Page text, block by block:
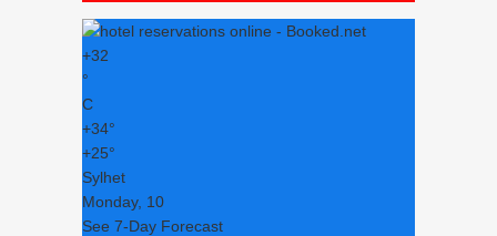
+32
°
C
+34°
+25°
Sylhet
Monday, 10
See 7-Day Forecast